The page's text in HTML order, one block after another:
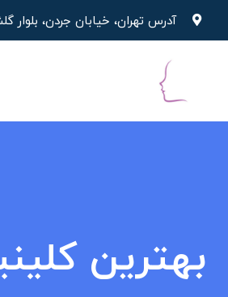
آدرس تهران، خیابان جردن، بلوار گلشهر، پلاک 17،
بهترین